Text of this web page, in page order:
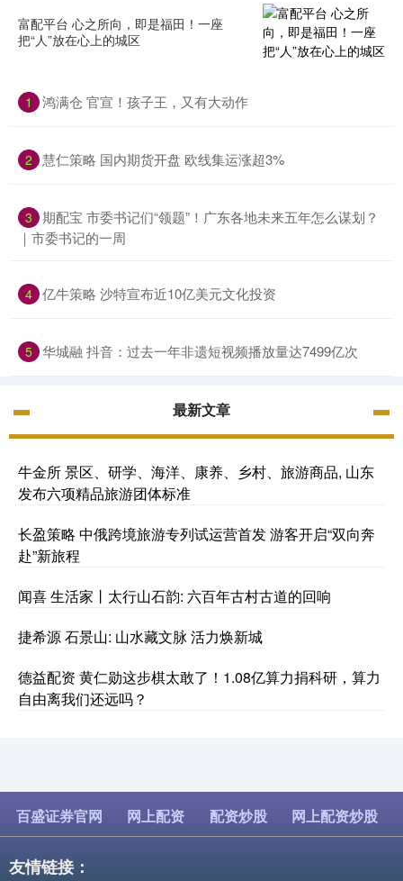
富配平台 心之所向，即是福田！一座
把“人”放在心上的城区
1 鸿满仓 官宣！孩子王，又有大动作
2 慧仁策略 国内期货开盘 欧线集运涨超3%
3 期配宝 市委书记们“领题”！广东各地未来五年怎么谋划？
｜市委书记的一周
4 亿牛策略 沙特宣布近10亿美元文化投资
5 华城融 抖音：过去一年非遗短视频播放量达7499亿次
最新文章
牛金所 景区、研学、海洋、康养、乡村、旅游商品, 山东
发布六项精品旅游团体标准
长盈策略 中俄跨境旅游专列试运营首发 游客开启“双向奔
赴”新旅程
闻喜 生活家丨太行山石韵: 六百年古村古道的回响
捷希源 石景山: 山水藏文脉 活力焕新城
德益配资 黄仁勋这步棋太敢了！1.08亿算力捐科研，算力
自由离我们还远吗？
百盛证券官网 网上配资 配资炒股 网上配资炒股
友情链接：